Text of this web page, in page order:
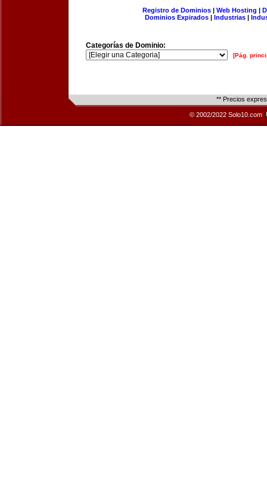
Registro de Dominios| Web Hosting |
Dominios Expirados | Industrias |
Categorías de Dominio:
[Pág.
** Precios
© 2002/2022 Solo10.com